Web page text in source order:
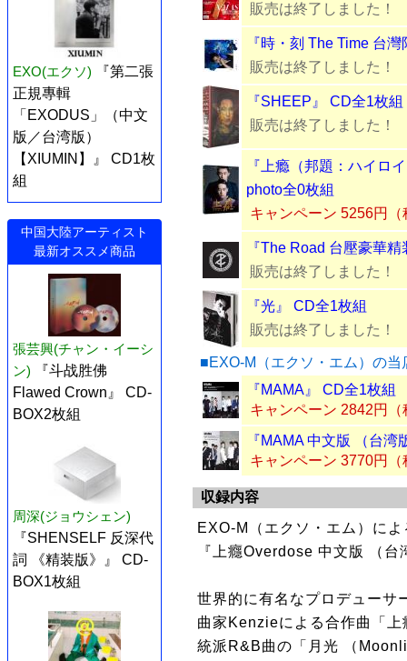
EXO(エクソ)
『第二張
正規專輯
「EXODUS」（中文
版／台湾版）
【XIUMIN】』 CD1枚
組
中国大陸アーティスト
最新オススメ商品
張芸興(チャン・イーシ
ン)
『斗战胜佛
Flawed Crown』 CD-
BOX2枚組
周深(ジョウシェン)
『SHENSELF 反深代
詞 《精装版》』 CD-
BOX1枚組
販売は終了しました！
『時・刻 The Time 台
販売は終了しました！
『SHEEP』 CD全1枚組
販売は終了しました！
『上瘾（邦題：ハイロ
photo全0枚組
キャンペーン 5256円（
『The Road 台壓豪華
販売は終了しました！
『光』 CD全1枚組
販売は終了しました！
■EXO-M（エクソ・エム）の当
『MAMA』 CD全1枚組
キャンペーン 2842円（
『MAMA 中文版 （台
キャンペーン 3770円（
収録内容
EXO-M（エクソ・エム）に
『上癮Overdose 中文版 （
世界的に有名なプロデュー
曲家Kenzieによる合作曲「
統派R&B曲の「月光 （